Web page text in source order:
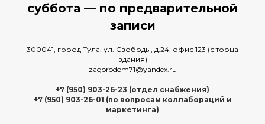
суббота — по предварительной
записи
300041, город Тула, ул. Свободы, д.24, офис 123 (с торца
здания)
zagorodom71@yandex.ru
+7 (950) 903-26-23 (отдел снабжения)
+7 (950) 903-26-01 (по вопросам коллабораций и
маркетинга)